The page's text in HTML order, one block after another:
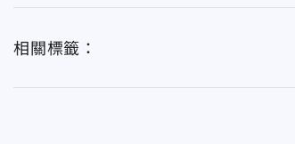
相關標籤：